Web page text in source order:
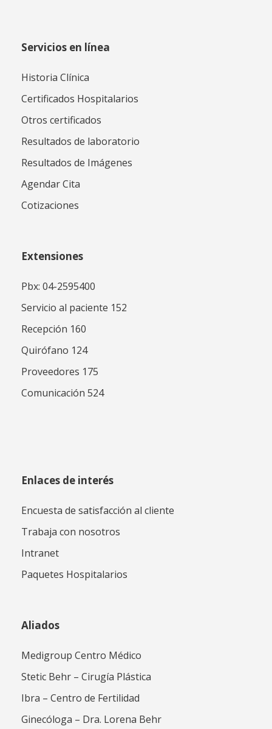
Servicios en línea
Historia Clínica
Certificados Hospitalarios
Otros certificados
Resultados de laboratorio
Resultados de Imágenes
Agendar Cita
Cotizaciones
Extensiones
Pbx: 04-2595400
Servicio al paciente 152
Recepción 160
Quirófano 124
Proveedores 175
Comunicación 524
Enlaces de interés
Encuesta de satisfacción al cliente
Trabaja con nosotros
Intranet
Paquetes Hospitalarios
Aliados
Medigroup Centro Médico
Stetic Behr – Cirugía Plástica
Ibra – Centro de Fertilidad
Ginecóloga – Dra. Lorena Behr